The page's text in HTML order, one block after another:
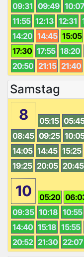
09:31 09:49 10:07
11:55 12:13 12:31
14:20 14:45 15:05
17:30 17:55 18:20
20:50 21:15 21:40
Samstag
8 05:15 05:45
08:45 09:25 10:05
14:05 14:45 15:25
19:25 20:05 20:45
10 05:20
09:35 10:18 10:55
14:40 15:18 15:55
20:52 21:30 22:07